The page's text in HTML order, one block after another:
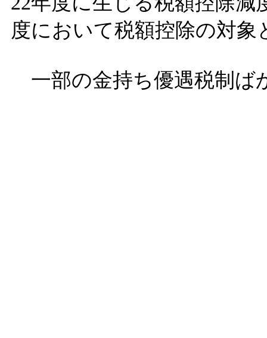
度において税額控除の対
一部の金持ち優遇税制ば